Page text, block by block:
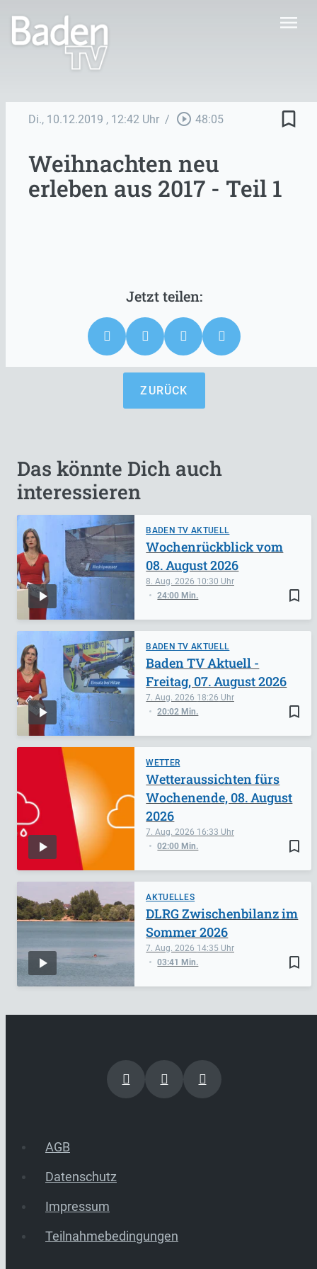
menu
Di., 10.12.2019 , 12:42 Uhr / play_circle_outline 48:05 bookmark_border
Weihnachten neu
erleben aus 2017 - Teil 1
ZURÜCK
Das könnte Dich auch
interessieren
BADEN TV AKTUELL
bookmark_border
8. Aug. 2026 10:30
24:00 Min.
Wochenrückblick vom
08. August 2026
BADEN TV AKTUELL
bookmark_border
7. Aug. 2026 18:26
20:02 Min.
Baden TV Aktuell -
Freitag, 07. August 2026
WETTER
bookmark_border
7. Aug. 2026 16:33
02:00 Min.
Wetteraussichten fürs
Wochenende, 08. August
2026
AKTUELLES
bookmark_border
7. Aug. 2026 14:35
03:41 Min.
DLRG Zwischenbilanz im
Sommer 2026
AGB
Datenschutz
Impressum
Teilnahmebedingungen